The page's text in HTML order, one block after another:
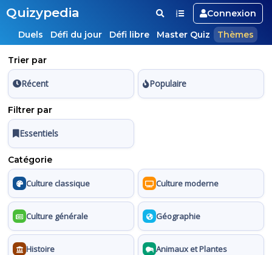
Quizypedia
Connexion
Duels
Défi du jour Défi libre Master Quiz Thèmes
Trier par
Récent Populaire
Filtrer par
Essentiels
Catégorie
Culture classique Culture moderne
Culture générale Géographie
Histoire Animaux et Plantes